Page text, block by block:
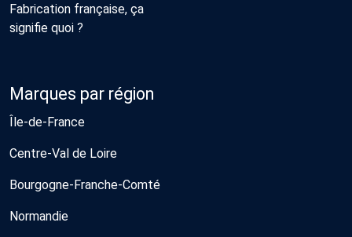
Fabrication française, ça
signifie quoi ?
Marques par région
Île-de-France
Centre-Val de Loire
Bourgogne-Franche-Comté
Normandie